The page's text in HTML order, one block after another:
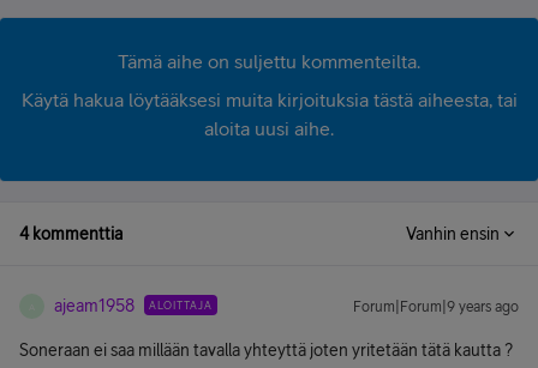
Tämä aihe on suljettu kommenteilta.
Käytä hakua löytääksesi muita kirjoituksia tästä aiheesta, tai
aloita uusi aihe.
4 kommenttia Vanhin ensin
ajeam1958 ALOITTAJA Forum|Forum|9 years ago
Soneraan ei saa millään tavalla yhteyttä joten yritetään tätä kautta ?